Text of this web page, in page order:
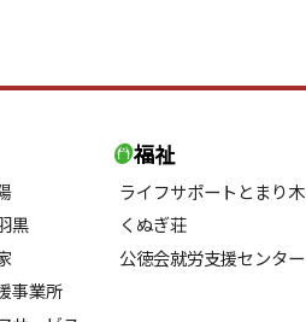
黒
事業所
福祉
ライフサポートとまり木
くぬぎ荘
公徳会就労支援センター